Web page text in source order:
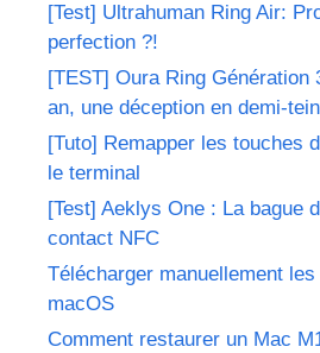
[Test] Ultrahuman Ring Air:
perfection ?!
[TEST] Oura Ring Génération
an, une déception en demi-
[Tuto] Remapper les touches
le terminal
[Test] Aeklys One : La bague
contact NFC
Télécharger manuellement
macOS
Comment restaurer un Mac